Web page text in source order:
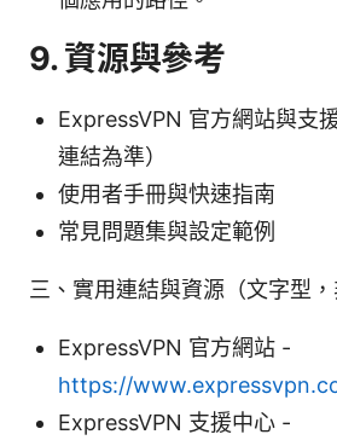
9. 資源與參考
ExpressVPN 官方網站與支
連結為準）
使用者手冊與快速指南
常見問題集與設定範例
三、實用連結與資源（文字型，
ExpressVPN 官方網站 -
https://
ExpressVPN 支援中心 -